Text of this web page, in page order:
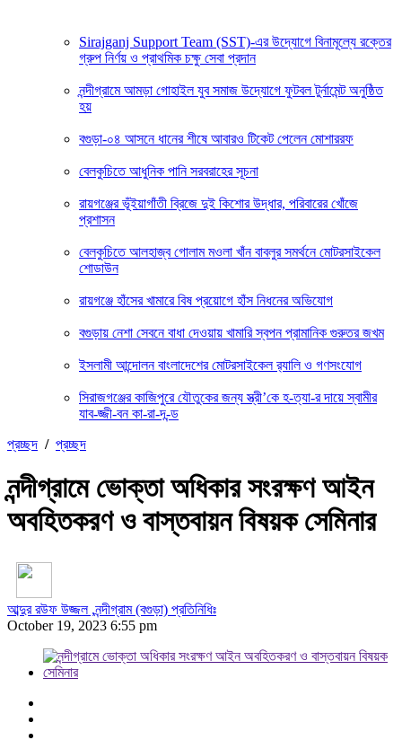
Sirajganj Support Team (SST)-এর উদ্যোগে বিনামূল্যে রক্তের
গ্রুপ নির্ণয় ও প্রাথমিক চক্ষু সেবা প্রদান
নন্দীগ্রামে আমড়া গোহাইল যুব সমাজ উদ্যোগে ফুটবল টুর্নামেন্ট অনুষ্ঠিত
হয়
বগুড়া-০৪ আসনে ধানের শীষে আবারও টিকেট পেলেন মোশাররফ
বেলকুচিতে আধুনিক পানি সরবরাহের সূচনা
রায়গঞ্জের ভূঁইয়াগাঁতী ব্রিজে দুই কিশোর উদ্ধার, পরিবারের খোঁজে
প্রশাসন
বেলকুচিতে আলহাজ্ব গোলাম মওলা খাঁন বাবলুর সমর্থনে মোটরসাইকেল
শোডাউন
রায়গঞ্জে হাঁসের খামারে বিষ প্রয়োগে হাঁস নিধনের অভিযোগ
বগুড়ায় নেশা সেবনে বাধা দেওয়ায় খামারি স্বপন প্রামানিক গুরুতর জখম
ইসলামী আন্দোলন বাংলাদেশের মোটরসাইকেল র‍্যালি ও গণসংযোগ
সিরাজগঞ্জের কাজিপুরে যৌতুকের জন্য স্ত্রী’কে হ-ত্যা-র দায়ে স্বামীর
যাব-জ্জী-বন কা-রা-দ-ন্ড
প্রচ্ছদ / প্রচ্ছদ
নন্দীগ্রামে ভোক্তা অধিকার সংরক্ষণ আইন
অবহিতকরণ ও বাস্তবায়ন বিষয়ক সেমিনার
আব্দুর রউফ উজ্জল ,নন্দীগ্রাম (বগুড়া) প্রতিনিধিঃ
October 19, 2023 6:55 pm